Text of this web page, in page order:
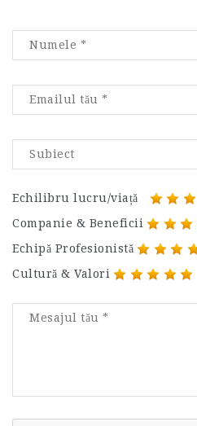
Echilibru lucru/viață
Companie & Beneficii
Echipă Profesionistă
Cultură & Valori